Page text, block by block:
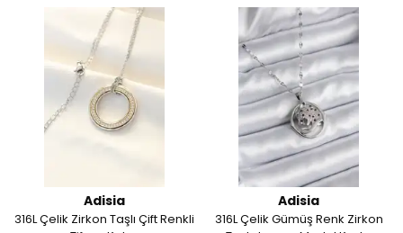
Adisia
316L Çelik Zirkon Taşlı Çift Renkli
Adisia
316L Çelik Gümüş Renk Zirkon